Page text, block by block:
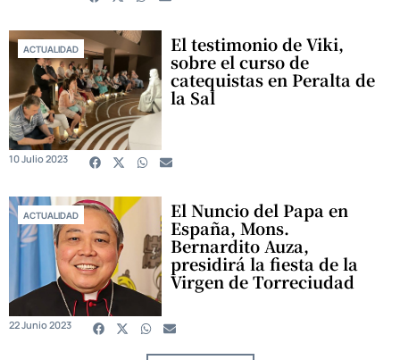
ACTUALIDAD El testimonio de Viki,
sobre el curso de
catequistas en Peralta de
la Sal
10 Julio 2023
ACTUALIDAD El Nuncio del Papa en
España, Mons.
Bernardito Auza,
presidirá la fiesta de la
Virgen de Torreciudad
22 Junio 2023